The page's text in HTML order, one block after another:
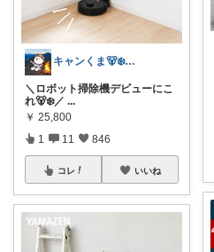
キャンくま🐻‍❄️ママのラク暮らし
＼ロボット掃除機デビューにこ
れ🐻‍❄️／ ...
￥ 25,800
1 11 846
コレ いいね